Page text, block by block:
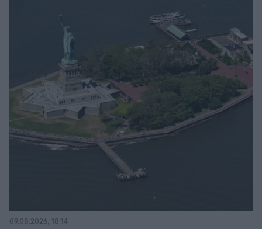
09.08.2026, 18:14